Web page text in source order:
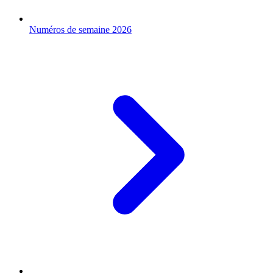
Numéros de semaine 2026